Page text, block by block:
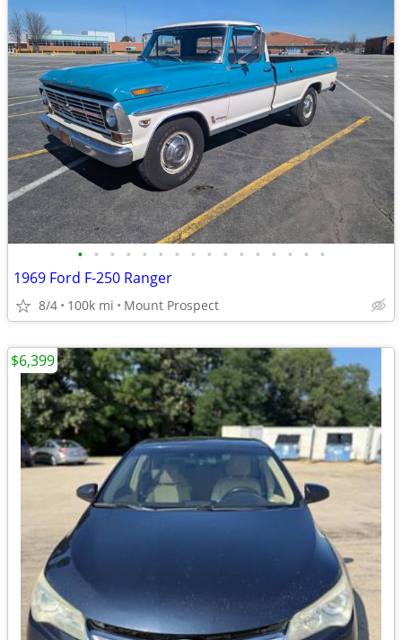
• • • • • • • • • • • • • • • •
1969 Ford F-250 Ranger
8/4 100k mi Mount Prospect
$6,399